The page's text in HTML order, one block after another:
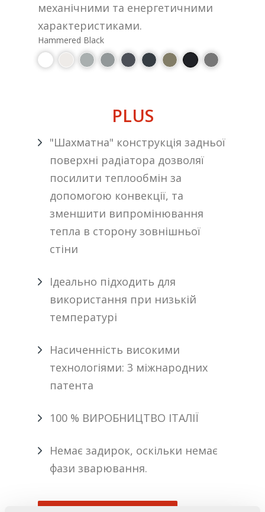
механічними та енергетичними
характеристиками.
Hammered Black
PLUS
"Шахматна" конструкція задньої
поверхні радіатора дозволяї
посилити теплообмін за
допомогою конвекції, та
зменшити випромінювання
тепла в сторону зовнішньої
стіни
Ідеально підходить для
використання при низькій
температурі
Насиченність високими
технологіями: 3 міжнародних
патента
100 % ВИРОБНИЦТВО ІТАЛІЇ
Немає задирок, оскільки немає
фази зварювання.